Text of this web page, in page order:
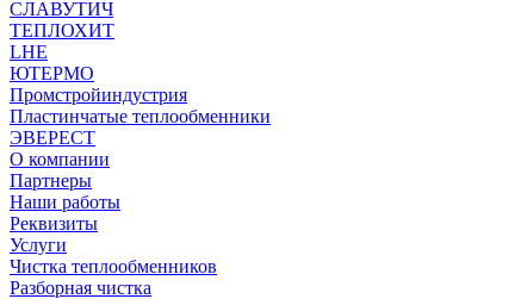
СЛАВУТИЧ
ТЕПЛОХИТ
LHE
ЮТЕРМО
Промстройиндустрия
Пластинчатые теплообменники
ЭВЕРЕСТ
О компании
Партнеры
Наши работы
Реквизиты
Услуги
Чистка теплообменников
Разборная чистка